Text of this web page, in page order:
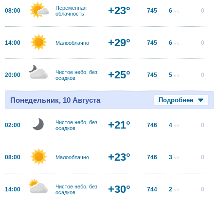
08:00
Переменная
облачность
+23° 745 6 м/с 0
14:00 Малооблачно +29° 745 6 м/с 0
20:00
Чистое небо, без
осадков
+25° 745 5 м/с 0
Понедельник, 10 Августа Подробнее
02:00
Чистое небо, без
осадков
+21° 746 4 м/с 0
08:00 Малооблачно +23° 746 3 м/с 0
14:00
Чистое небо, без
осадков
+30° 744 2 м/с 0